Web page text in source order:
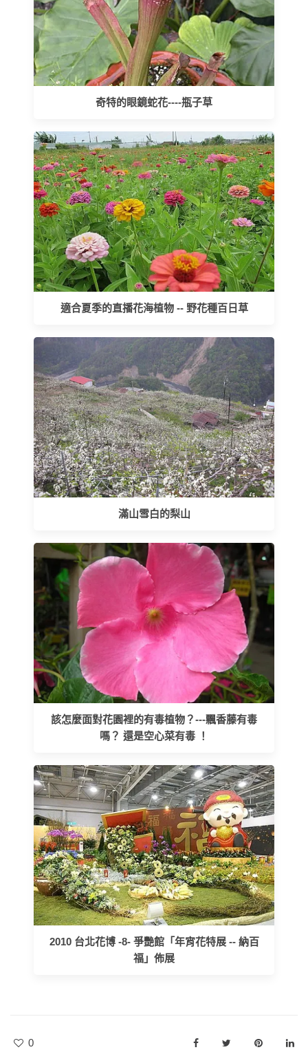
奇特的眼鏡蛇花----瓶子草
適合夏季的直播花海植物 -- 野花種百日草
滿山雪白的梨山
該怎麼面對花園裡的有毒植物？---飄香藤有毒
嗎？ 還是空心菜有毒 ！
2010 台北花博 -8- 爭艷館「年宵花特展 -- 納百
福」佈展
0